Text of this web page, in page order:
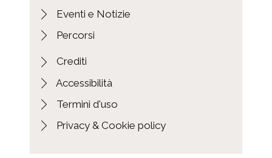
Eventi e Notizie
Percorsi
Crediti
Accessibilità
Termini d'uso
Privacy & Cookie policy